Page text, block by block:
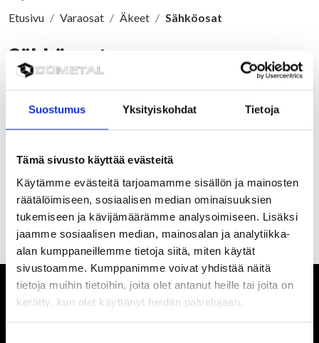
Suostumus Yksityiskohdat Tietoja
Tämä sivusto käyttää evästeitä
Käytämme evästeitä tarjoamamme sisällön ja mainosten
räätälöimiseen, sosiaalisen median ominaisuuksien
tukemiseen ja kävijämäärämme analysoimiseen. Lisäksi
jaamme sosiaalisen median, mainosalan ja analytiikka-
alan kumppaneillemme tietoja siitä, miten käytät
sivustoamme. Kumppanimme voivat yhdistää näitä
tietoja muihin tietoihin, joita olet antanut heille tai joita on
kerätty, kun olet käyttänyt heidän palvelujaan.
Etusivu Varaosat Äkeet Sähköosat
Sähköosat
Järjestä
Rajaa tuotteita
Näytä ruudukkona Näytä listana
Tuotteita ei löytynyt.